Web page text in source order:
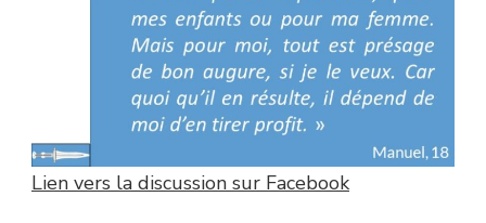
Lien vers la discussion sur Facebook